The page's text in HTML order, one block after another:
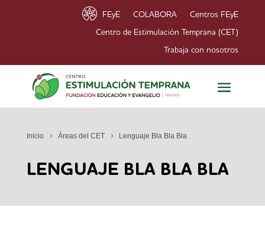
FEyE COLABORA Centros FEyE
Centro de Estimulación Temprana (CET)
Trabaja con nosotros
Inicio Áreas del CET Lenguaje Bla Bla Bla
LENGUAJE BLA BLA BLA